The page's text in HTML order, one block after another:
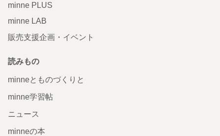
minne PLUS
minne LAB
販売支援企画・イベント
読みもの
minneとものづくりと
minne学習帖
ニュース
minneの本